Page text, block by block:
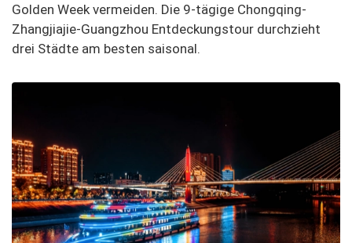
Golden Week vermeiden. Die 9-tägige Chongqing-
Zhangjiajie-Guangzhou Entdeckungstour durchzieht
drei Städte am besten saisonal.